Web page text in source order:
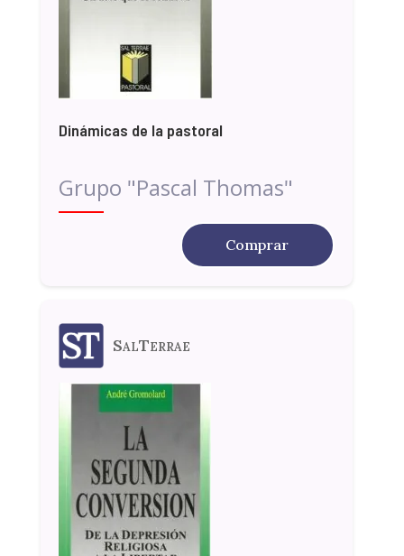
Dinámicas de la pastoral
Grupo "Pascal Thomas"
Comprar
SalTerrae